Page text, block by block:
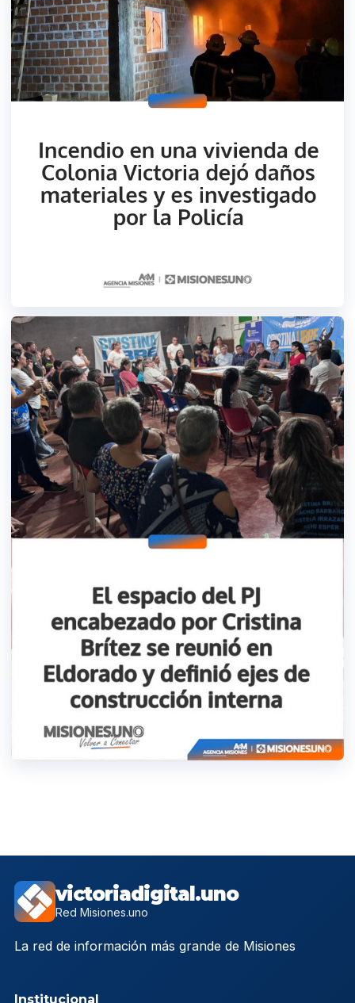
victoriadigital.uno
Red Misiones.uno
La red de información más grande de Misiones
Institucional